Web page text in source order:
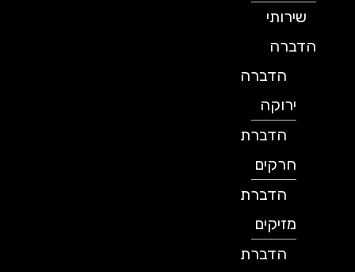
שירותי
הדברה
הדברה
ירוקה
הדברת
חרקים
הדברת
מזיקים
הדברת